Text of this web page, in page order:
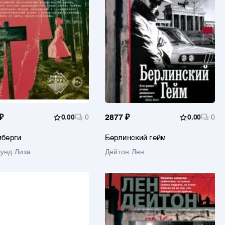
0.00 0
Лиза
2877 ₽ 0.00 0
Берлинский гейм
Дейтон Лен